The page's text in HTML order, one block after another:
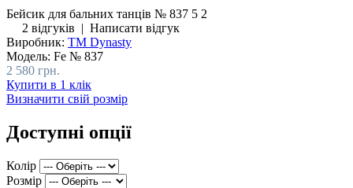
Бейсик для бальних танців № 837 5 2
2 відгуків | Написати відгук
Виробник: ТМ Dynasty
Модель: Fe № 837
2 580 грн.
Купити в 1 клік
Визначити свій розмір
Доступні опції
Колір
Розмір